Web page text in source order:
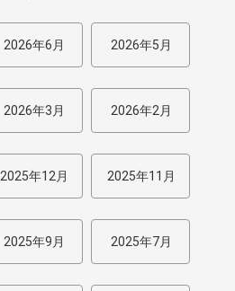
2026年6月 2026年5月
2026年3月 2026年2月
2025年12月 2025年11月
2025年9月 2025年7月